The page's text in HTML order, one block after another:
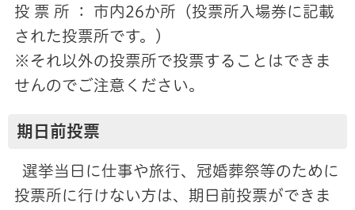
投 票 所 ： 市内26か所（投票所入場券に記載
された投票所です。）
※それ以外の投票所で投票することはできま
せんのでご注意ください。
期日前投票
選挙当日に仕事や旅行、冠婚葬祭等のために
投票所に行けない方は、期日前投票ができま